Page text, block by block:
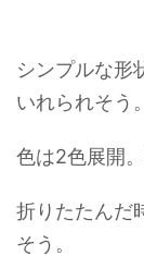
シンプルな形
いれられそう。
色は2色展開
折りたたんだ
そう。